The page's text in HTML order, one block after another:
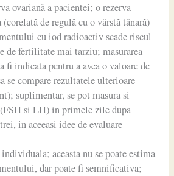
ovariană a pacientei; o rezerva
(corelată de regulă cu o vârstă tânară)
cu iod radioactiv scade riscul
de fertilitate mai tarziu; masurarea
fi indicata pentru a avea o valoare de
se compare rezultatele ulterioare
suplimentar, se pot masura si
si LH) in primele zile dupa
in aceeasi idee de evaluare
aceasta nu se poate estima
dar poate fi semnificativa;